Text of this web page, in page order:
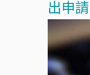
出申請